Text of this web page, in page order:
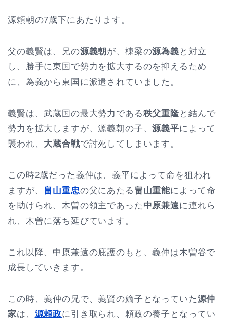
源頼朝の7歳下にあたります。
父の義賢は、兄の源義朝 が、棟梁の源為義 と対立
し、勝手に東国で勢力を拡大するのを抑えるため
に、為義から東国に派遣されていました。
義賢は、武蔵国の最大勢力である秩父重隆 と結んで
勢力を拡大しますが、源義朝の子、源義平によって
襲われ、 大蔵合戦で討死してしまいます。
この時2歳だった義仲は、義平によって命を狙われ
ますが、 畠山重忠の父にあたる 畠山重能によって命
を助けられ、木曽の領主であった 中原兼遠に連れら
れ、木曽に落ち延びています。
これ以降、中原兼遠の庇護のもと、義仲は木曽谷で
成長していきます。
この時、義仲の兄で、義賢の嫡子となっていた源仲
家は、 源頼政に引き取られ、頼政の養子となってい